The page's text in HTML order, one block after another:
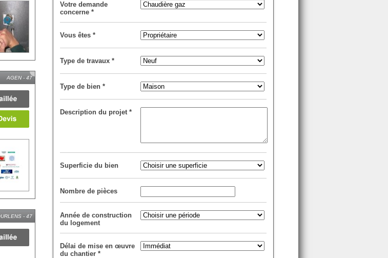
AGEN - 47
- 47
Votre demande
concerne *
Vous êtes *
Type de travaux *
Type de bien *
Description du projet *
Superficie du bien
Nombre de pièces
Année de construction
du logement
Délai de mise en œuvre
du chantier *